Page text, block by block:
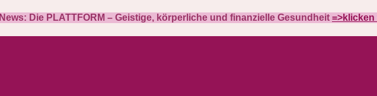
News: Die PLATTFORM – Geistige, körperliche und finanzielle Gesundheit